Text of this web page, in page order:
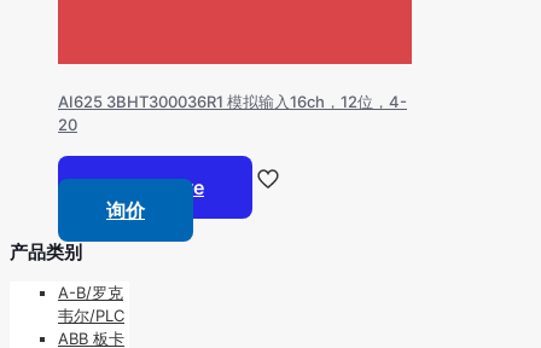
AI625 3BHT300036R1 模拟输入16ch，12位，4-
20
Read more
询价
产品类别
A-B/罗克
韦尔/PLC
ABB 板卡